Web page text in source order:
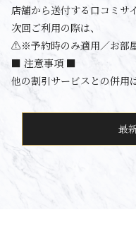
店舗から送付する口コミサ
次回ご利用の際は、
⚠️※予約時のみ適用／お部
■ 注意事項 ■
他の割引サービスとの併用
最